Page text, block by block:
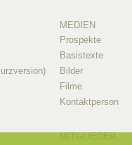
MEDIEN
Prospekte
Basistexte
Bilder
Filme
Kontaktperson